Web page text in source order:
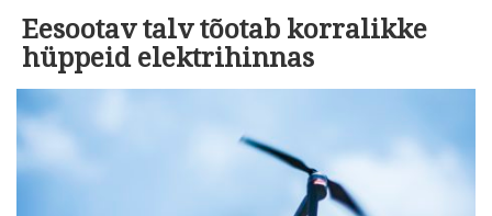
Eesootav talv tõotab korralikke
hüppeid elektrihinnas